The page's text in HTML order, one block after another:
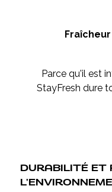
Parce qu'il est
StayFresh dure
DURABILITÉ ET